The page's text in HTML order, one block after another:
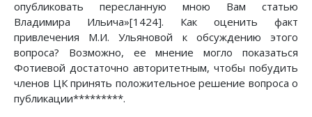
опубликовать пересланную мною Вам статью
Владимира Ильича»[1424]. Как оценить факт
привлечения М.И. Ульяновой к обсуждению этого
вопроса? Возможно, ее мнение могло показаться
Фотиевой достаточно авторитетным, чтобы побудить
членов ЦК принять положительное решение вопроса о
публикации*********.